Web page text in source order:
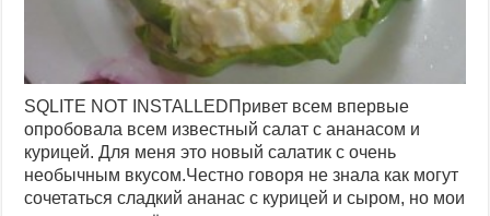
SQLITE NOT INSTALLEDПривет всем впервые
опробовала всем известный салат с ананасом и
курицей. Для меня это новый салатик с очень
необычным вкусом.Честно говоря не знала как могут
сочетаться сладкий ананас с курицей и сыром, но мои